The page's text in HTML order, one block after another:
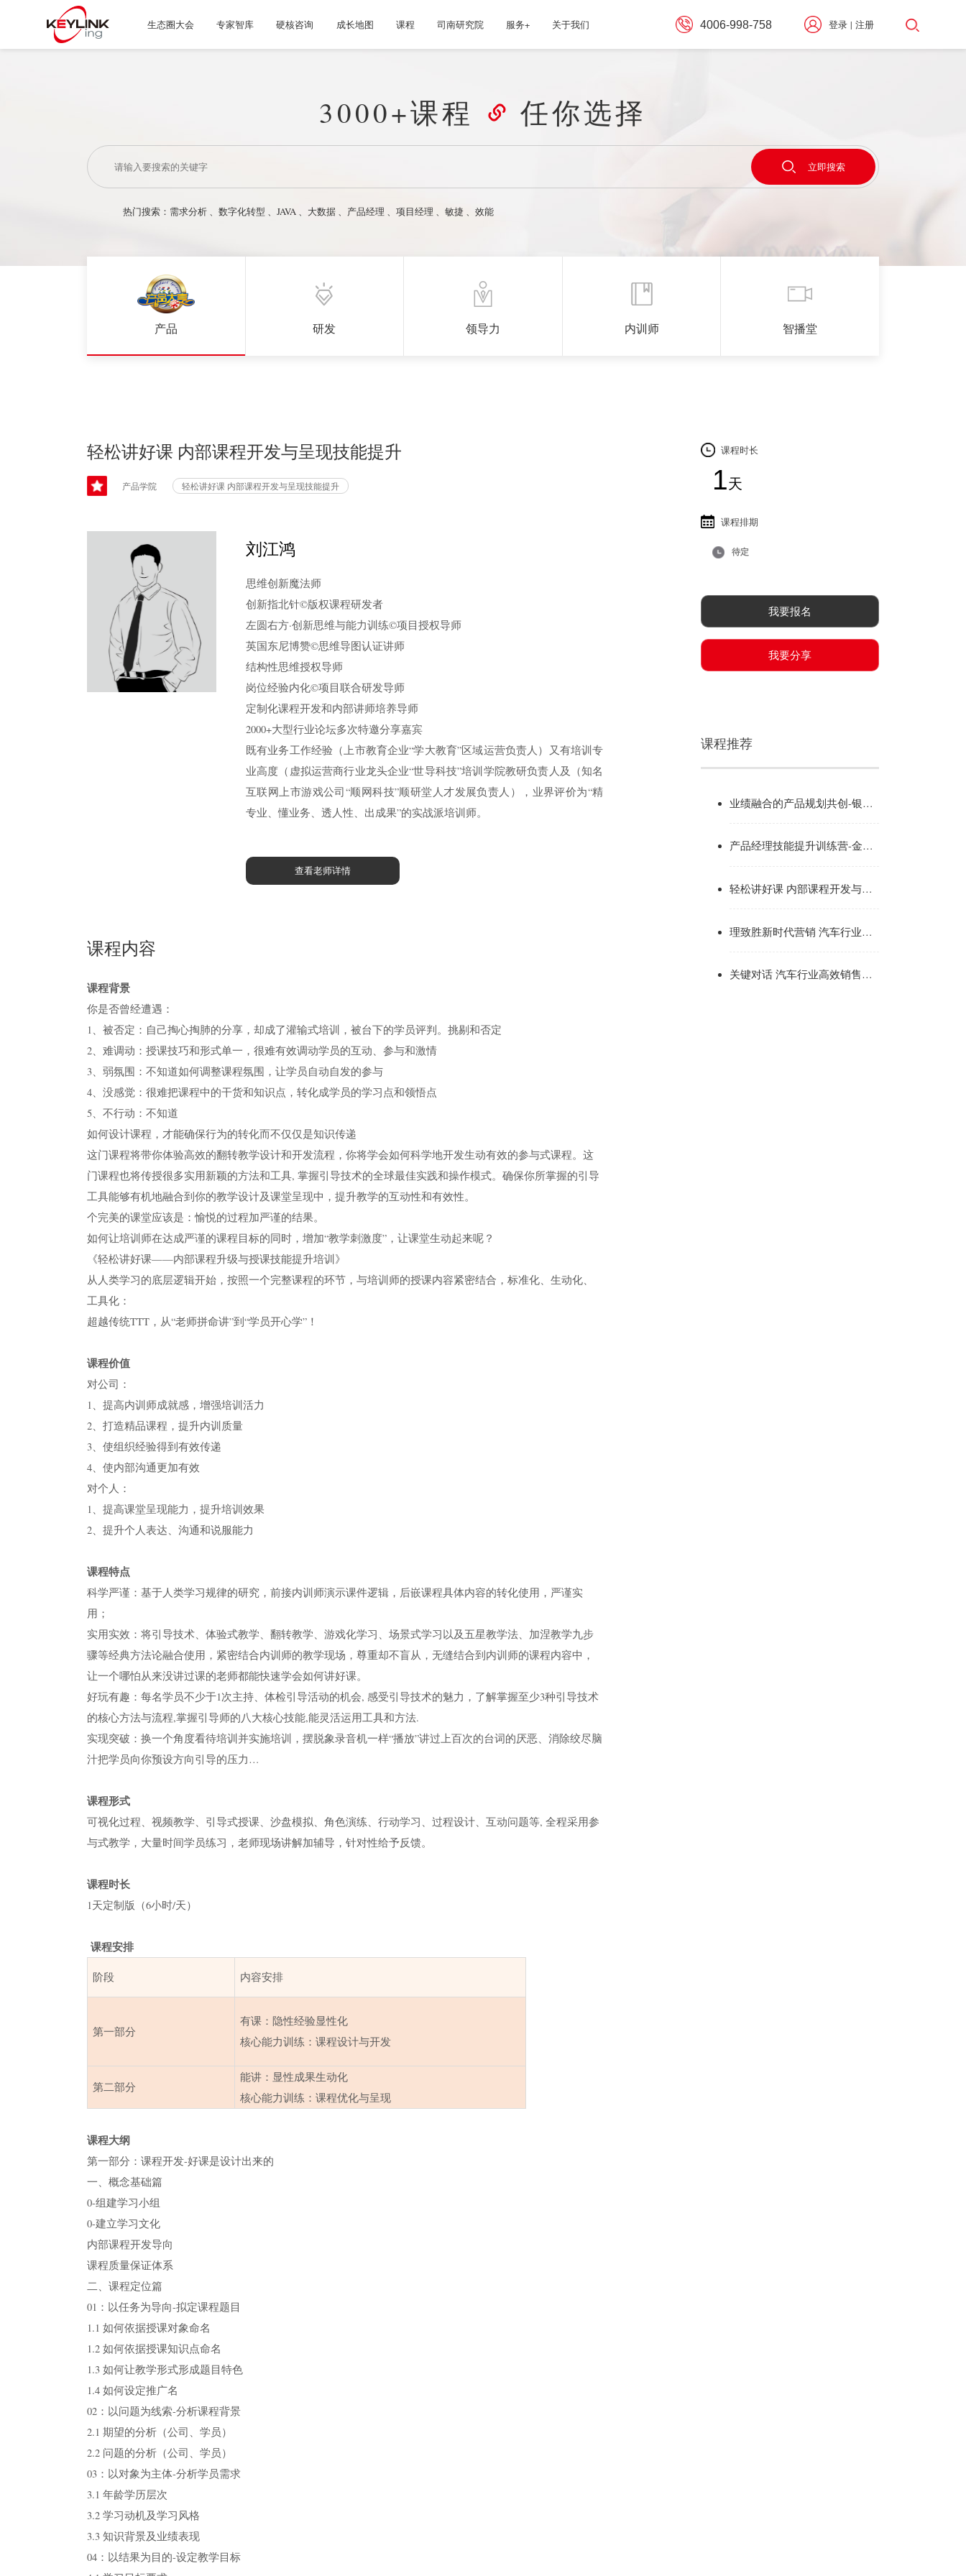
生态圈大会 专家智库 硬核咨询 成长地图 课程 司南研究院 服务+ 关于我们 4006-998-758 登录 | 注册
3000+课程 任你选择
立即搜索
热门搜索： 需求分析 、数字化转型 、JAVA 、 大数据 、 产品经理 、项目经理 、敏捷 、效能
产品 研发 领导力 内训师 智播堂
轻松讲好课 内部课程开发与呈现技能提升
产品学院 轻松讲好课 内部课程开发与呈现技能提升
刘江鸿
思维创新魔法师
创新指北针©版权课程研发者
左圆右方·创新思维与能力训练©项目授权导师
英国东尼博赞©思维导图认证讲师
结构性思维授权导师
岗位经验内化©项目联合研发导师
定制化课程开发和内部讲师培养导师
2000+大型行业论坛多次特邀分享嘉宾
既有业务工作经验（上市教育企业“学大教育”区域运营负责人）又有培训专
业高度（虚拟运营商行业龙头企业“世导科技”培训学院教研负责人及（知名
互联网上市游戏公司“顺网科技”顺研堂人才发展负责人），业界评价为“精
专业、懂业务、透人性、出成果”的实战派培训师。
查看老师详情
课程内容
课程背景
你是否曾经遭遇：
1、被否定：自己掏心掏肺的分享，却成了灌输式培训，被台下的学员评判。挑剔和否定
2、难调动：授课技巧和形式单一，很难有效调动学员的互动、参与和激情
3、弱氛围：不知道如何调整课程氛围，让学员自动自发的参与
4、没感觉：很难把课程中的干货和知识点，转化成学员的学习点和领悟点
5、不行动：不知道
如何设计课程，才能确保行为的转化而不仅仅是知识传递
这门课程将带你体验高效的翻转教学设计和开发流程，你将学会如何科学地开发生动有效的参与式课程。这
门课程也将传授很多实用新颖的方法和工具, 掌握引导技术的全球最佳实践和操作模式。确保你所掌握的引导
工具能够有机地融合到你的教学设计及课堂呈现中，提升教学的互动性和有效性。
个完美的课堂应该是：愉悦的过程加严谨的结果。
如何让培训师在达成严谨的课程目标的同时，增加“教学刺激度”，让课堂生动起来呢？
《轻松讲好课——内部课程升级与授课技能提升培训》
从人类学习的底层逻辑开始，按照一个完整课程的环节，与培训师的授课内容紧密结合，标准化、生动化、
工具化：
超越传统TTT，从“老师拼命讲”到“学员开心学”！
课程价值
对公司：
1、提高内训师成就感，增强培训活力
2、打造精品课程，提升内训质量
3、使组织经验得到有效传递
4、使内部沟通更加有效
对个人：
1、提高课堂呈现能力，提升培训效果
2、提升个人表达、沟通和说服能力
课程特点
科学严谨：基于人类学习规律的研究，前接内训师演示课件逻辑，后嵌课程具体内容的转化使用，严谨实
用；
实用实效：将引导技术、体验式教学、翻转教学、游戏化学习、场景式学习以及五星教学法、加涅教学九步
骤等经典方法论融合使用，紧密结合内训师的教学现场，尊重却不盲从，无缝结合到内训师的课程内容中，
让一个哪怕从来没讲过课的老师都能快速学会如何讲好课。
好玩有趣：每名学员不少于1次主持、体检引导活动的机会, 感受引导技术的魅力，了解掌握至少3种引导技术
的核心方法与流程,掌握引导师的八大核心技能,能灵活运用工具和方法.
实现突破：换一个角度看待培训并实施培训，摆脱象录音机一样“播放”讲过上百次的台词的厌恶、消除绞尽脑
汁把学员向你预设方向引导的压力…
课程形式
可视化过程、视频教学、引导式授课、沙盘模拟、角色演练、行动学习、过程设计、互动问题等, 全程采用参
与式教学，大量时间学员练习，老师现场讲解加辅导，针对性给予反馈。
课程时长
1天定制版（6小时/天）
课程安排
阶段 内容安排
第一部分
有课：隐性经验显性化
核心能力训练：课程设计与开发
第二部分
能讲：显性成果生动化
核心能力训练：课程优化与呈现
课程大纲
第一部分：课程开发-好课是设计出来的
一、概念基础篇
0-组建学习小组
0-建立学习文化
内部课程开发导向
课程质量保证体系
二、课程定位篇
01：以任务为导向-拟定课程题目
1.1 如何依据授课对象命名
1.2 如何依据授课知识点命名
1.3 如何让教学形式形成题目特色
1.4 如何设定推广名
02：以问题为线索-分析课程背景
2.1 期望的分析（公司、学员）
2.2 问题的分析（公司、学员）
03：以对象为主体-分析学员需求
3.1 年龄学历层次
3.2 学习动机及学习风格
3.3 知识背景及业绩表现
04：以结果为目的-设定教学目标
课程时长
1天
课程排期
待定
我要报名
我要分享
课程推荐
业绩融合的产品规划共创-银行产品经理培养系列
产品经理技能提升训练营-金融行业定制版
轻松讲好课 内部课程开发与呈现技能提升
理致胜新时代营销 汽车行业创新营销管理与高价值感思维
关键对话 汽车行业高效销售与内外部沟通技能提升